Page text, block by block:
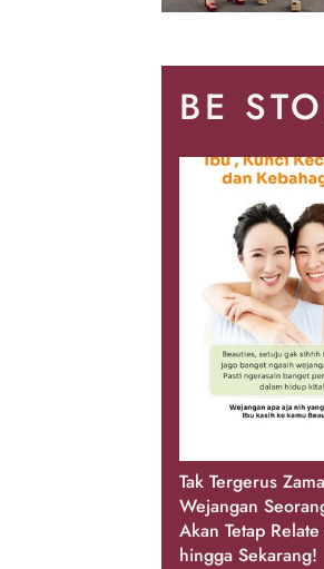
BE
Tak Tergerus
Wejangan
Akan Tetap
hingga Sekarang!